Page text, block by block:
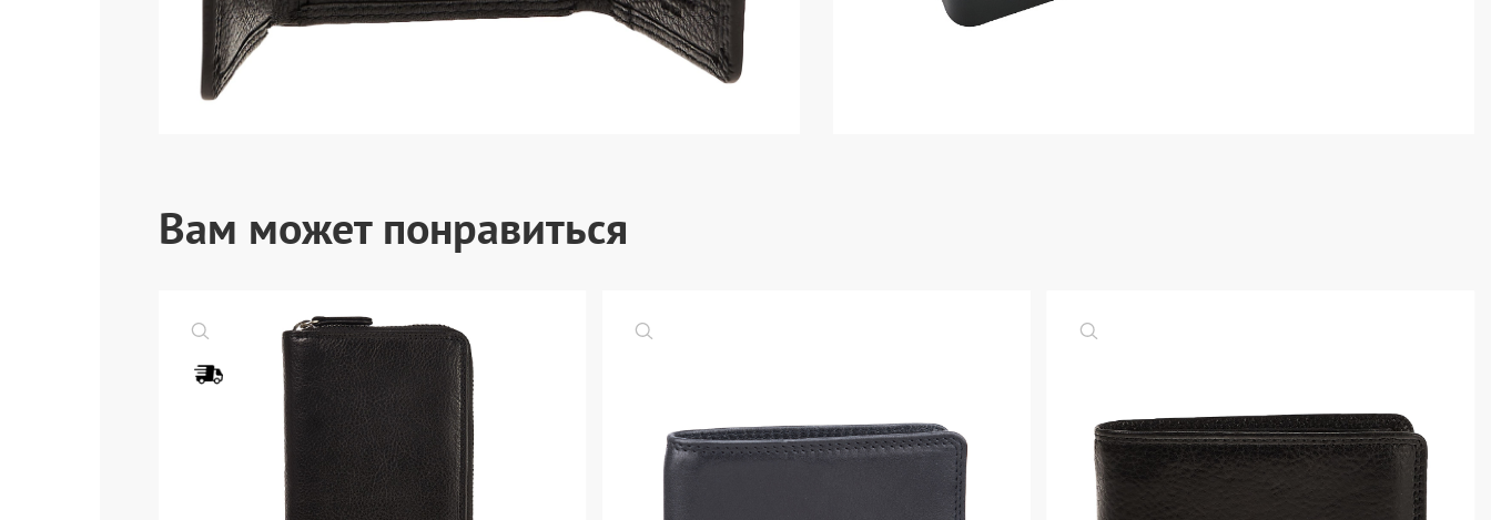
Вам может понравиться